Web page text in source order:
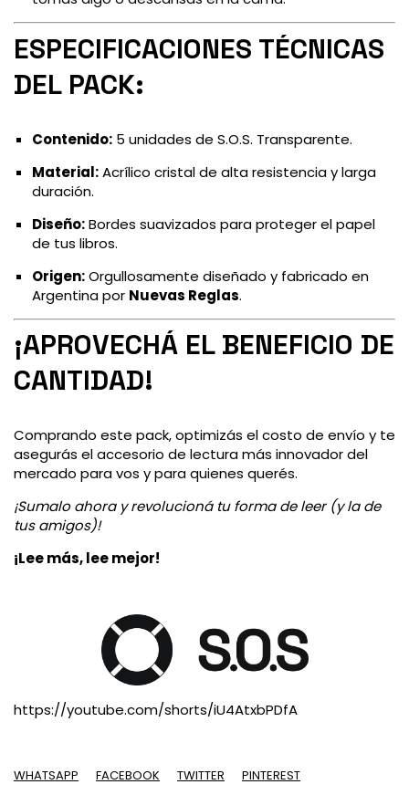
ESPECIFICACIONES TÉCNICAS
DEL PACK:
Contenido: 5 unidades de S.O.S. Transparente.
Material:Acrílico cristal de alta resistencia y larga
duración.
Diseño:Bordes suavizados para proteger el papel
de tus libros.
Origen:Orgullosamente diseñado y fabricado en
Argentina por Nuevas Reglas.
¡APROVECHÁ EL BENEFICIO DE
CANTIDAD!
Comprando este pack, optimizás el costo de envío y te
asegurás el accesorio de lectura más innovador del
mercado para vos y para quienes querés.
¡Sumalo ahora y revolucioná tu forma de leer (y la de
tus amigos)!
¡Lee más, lee mejor!
https://youtube.com/shorts/iU4AtxbPDfA
WHATSAPP FACEBOOK TWITTER PINTEREST